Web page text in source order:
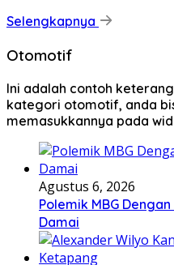
Selengkapnya
Otomotif
Ini adalah contoh
kategori otomotif, anda
memasukkannya pada
Agustus 6, 2026
Polemik MBG
Damai